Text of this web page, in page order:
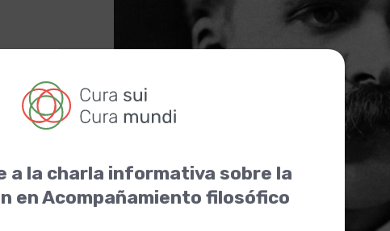
a la charla informativa sobre la
en Acompañamiento filosófico